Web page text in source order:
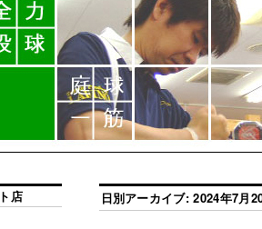
日別アーカイブ:2024年7月
店